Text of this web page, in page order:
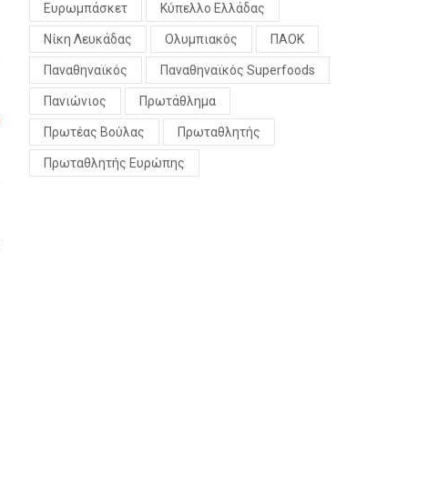
Ευρωμπάσκετ Κύπελλο Ελλάδας
Νίκη Λευκάδας Ολυμπιακός ΠΑΟΚ
Παναθηναϊκός Παναθηναϊκός Superfoods
Πανιώνιος Πρωτάθλημα
Πρωτέας Βούλας Πρωταθλητής
Πρωταθλητής Ευρώπης